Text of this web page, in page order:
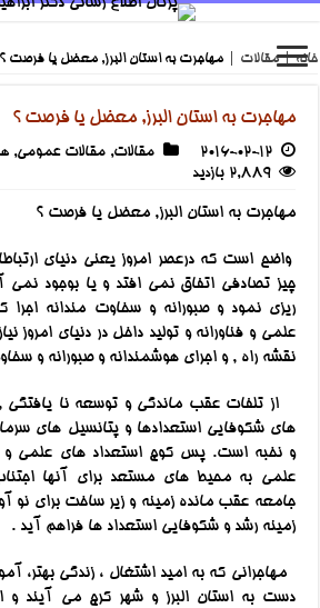
خانه | مقالات مهاجرت به استان البرز, معضل یا فرصت ؟
مهاجرت به استان البرز, معضل یا فرصت ؟
2016-02-12 مقالات,مقالات عمومی,
2,889 بازدید
مهاجرت به استان البرز, معضل یا فرصت ؟
واضح است که درعصر امروز یعنی دنیای
چیز تصادفی اتفاق نمی افتد و یا بوجود نمی
ریزی نمود و صبورانه و سخاوت مندانه اجرا
علمی و فناورانه و تولید داخل در دنیای امروز
نقشه راه , و اجرای هوشمندانه و صبورانه و
از تلفات عقب ماندگی و توسعه نا یافتگی
های شکوفایی استعدادها و پتانسیل های
و نخبه است. پس کوچ استعداد های علمی و
علمی به محیط های مستعد برای آنها
جامعه عقب مانده زمینه و زیر ساخت برای نو
زمینه رشد و شکوفایی استعداد ها فراهم آید .
مهاجرانی که به امید اشتغال ، زندگی بهتر،
دست به استان البرز و شهر کرج می آیند و